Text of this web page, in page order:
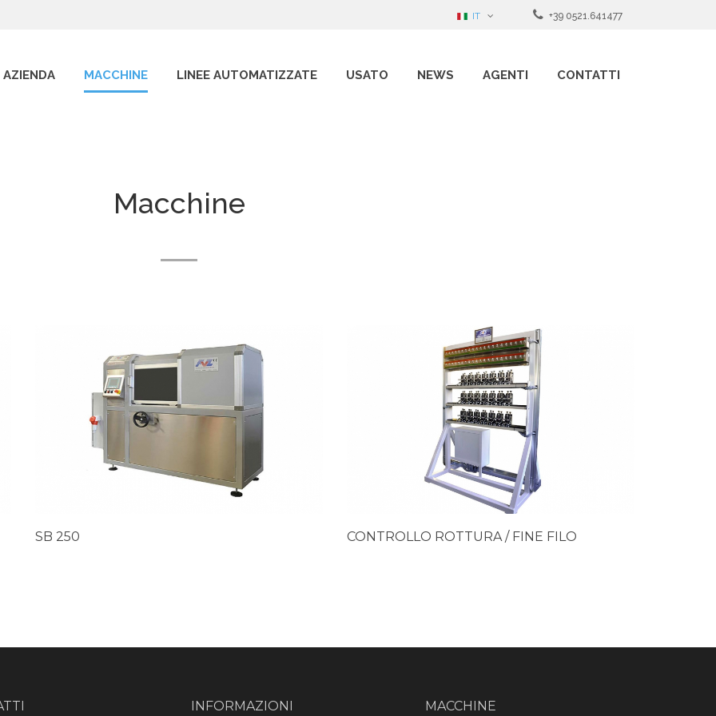
IT +39 0521.641477
AZIENDA MACCHINE LINEE AUTOMATIZZATE USATO NEWS AGENTI CONTATTI
Macchine
SB 250 CONTROLLO ROTTURA / FINE FILO
INFORMAZIONI MACCHINE